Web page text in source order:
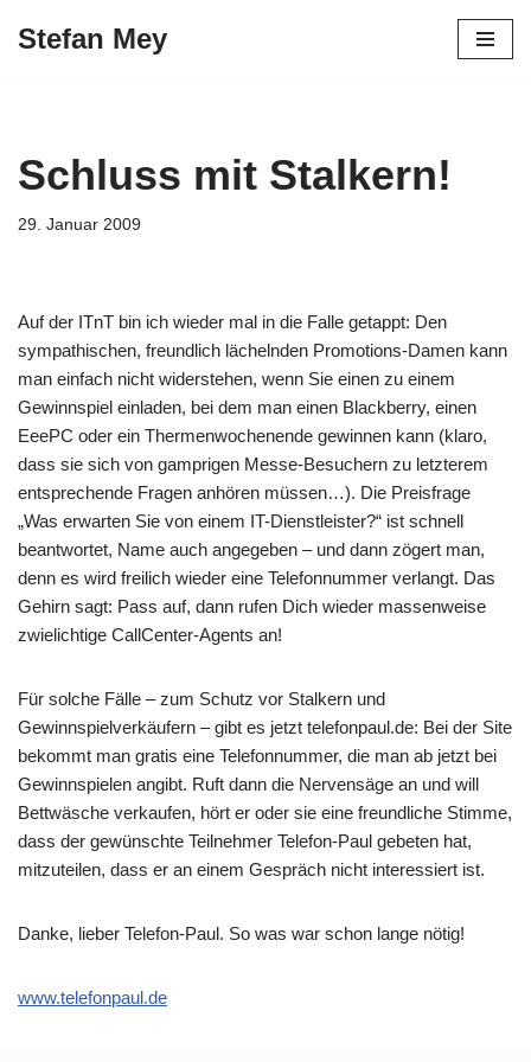
Stefan Mey
Schluss mit Stalkern!
29. Januar 2009
Auf der ITnT bin ich wieder mal in die Falle getappt: Den
sympathischen, freundlich lächelnden Promotions-Damen kann
man einfach nicht widerstehen, wenn Sie einen zu einem
Gewinnspiel einladen, bei dem man einen Blackberry, einen
EeePC oder ein Thermenwochenende gewinnen kann (klaro,
dass sie sich von gamprigen Messe-Besuchern zu letzterem
entsprechende Fragen anhören müssen…). Die Preisfrage
„Was erwarten Sie von einem IT-Dienstleister?“ ist schnell
beantwortet, Name auch angegeben – und dann zögert man,
denn es wird freilich wieder eine Telefonnummer verlangt. Das
Gehirn sagt: Pass auf, dann rufen Dich wieder massenweise
zwielichtige CallCenter-Agents an!
Für solche Fälle – zum Schutz vor Stalkern und
Gewinnspielverkäufern – gibt es jetzt telefonpaul.de: Bei der Site
bekommt man gratis eine Telefonnummer, die man ab jetzt bei
Gewinnspielen angibt. Ruft dann die Nervensäge an und will
Bettwäsche verkaufen, hört er oder sie eine freundliche Stimme,
dass der gewünschte Teilnehmer Telefon-Paul gebeten hat,
mitzuteilen, dass er an einem Gespräch nicht interessiert ist.
Danke, lieber Telefon-Paul. So was war schon lange nötig!
www.telefonpaul.de